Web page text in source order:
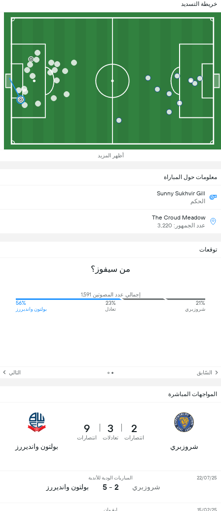
خريطة التسديد
أظهر المزيد
معلومات حول المباراة
Sunny Sukhvir Gill
الحكم
The Croud Meadow
عدد الجمهور: 3,220
توقعات
من سيفوز؟
إجمالي عدد المصوتين 1,591
21%
شروزبري
23%
تعادل
56%
بولتون وانديررز
السّابق التالي
المواجهات المباشرة
شروزبري
2
انتصارات
3
تعادلات
9
انتصارات
بولتون وانديررز
شروزبري
المباريات الودية للأندية
2 - 5 بولتون وانديررز
22/07/25
ليغ وان 15/02/25